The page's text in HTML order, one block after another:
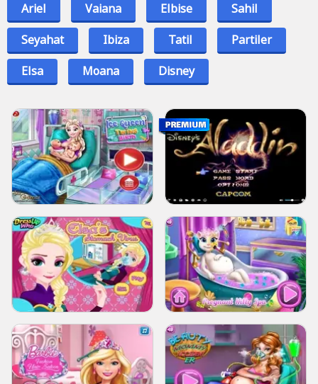
Ariel Vaiana Elbise
Sahil
Seyahat
Ibiza Tatil
Partiler
Elsa
Moana Disney